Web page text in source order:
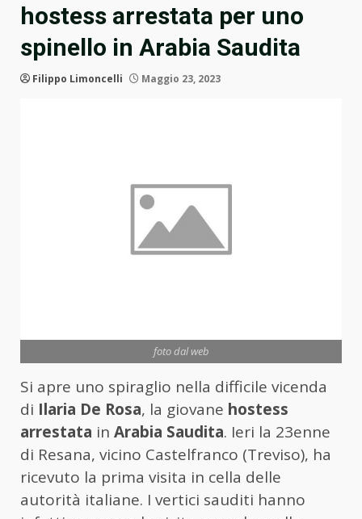
hostess arrestata per uno
spinello in Arabia Saudita
Filippo Limoncelli Maggio 23, 2023
foto dal web
Si apre uno spiraglio nella difficile vicenda
di Ilaria De Rosa, la giovane hostess
arrestata in Arabia Saudita. Ieri la 23enne
di Resana, vicino Castelfranco (Treviso), ha
ricevuto la prima visita in cella delle
autorità italiane. I vertici sauditi hanno